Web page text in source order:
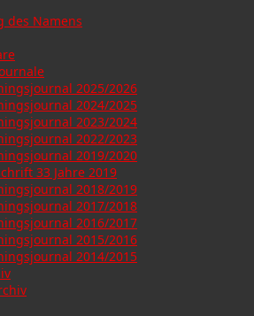
des Namens
2025/2026
2024/2025
2023/2024
2022/2023
2019/2020
33 Jahre 2019
2018/2019
2017/2018
2016/2017
2015/2016
2014/2015